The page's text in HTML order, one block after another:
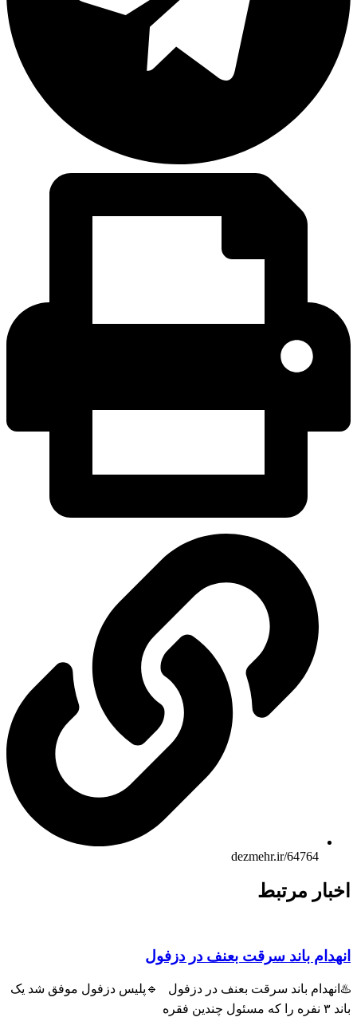
dezmehr.ir/64764
اخبار مرتبط
انهدام باند سرقت بعنف در دزفول
♨️انهدام باند سرقت بعنف در دزفول 🔹پلیس دزفول موفق شد یک
باند ۳ نفره را که مسئول چندین فقره